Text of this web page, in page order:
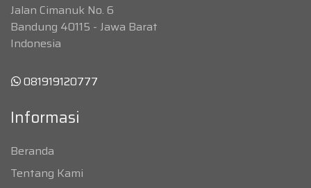
Jalan Cimanuk No. 6
Bandung 40115 - Jawa Barat
Indonesia
081919120777
Informasi
Beranda
Tentang Kami